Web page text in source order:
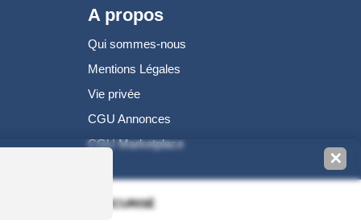
A propos
Qui sommes-nous
Mentions Légales
Vie privée
CGU Annonces
CGU Marketplace
100% PAIEMENT SÉCURISÉ
✕